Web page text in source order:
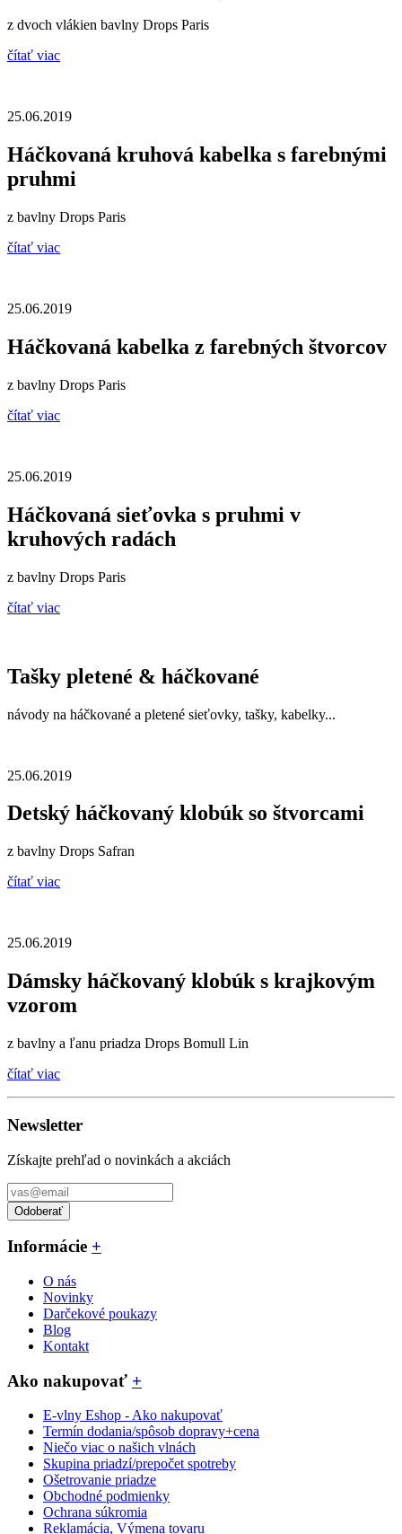
z dvoch vlákien bavlny Drops Paris
čítať viac
25.06.2019
Háčkovaná kruhová kabelka s farebnými
pruhmi
z bavlny Drops Paris
čítať viac
25.06.2019
Háčkovaná kabelka z farebných štvorcov
z bavlny Drops Paris
čítať viac
25.06.2019
Háčkovaná sieťovka s pruhmi v
kruhových radách
z bavlny Drops Paris
čítať viac
Tašky pletené & háčkované
návody na háčkované a pletené sieťovky, tašky, kabelky...
25.06.2019
Detský háčkovaný klobúk so štvorcami
z bavlny Drops Safran
čítať viac
25.06.2019
Dámsky háčkovaný klobúk s krajkovým
vzorom
z bavlny a ľanu priadza Drops Bomull Lin
čítať viac
Newsletter
Získajte prehľad o novinkách a akciách
Odoberať
Informácie +
O nás
Novinky
Darčekové poukazy
Blog
Kontakt
Ako nakupovať +
E-vlny Eshop - Ako nakupovať
Termín dodania/spôsob dopravy+cena
Niečo viac o našich vlnách
Skupina priadzí/prepočet spotreby
Ošetrovanie priadze
Obchodné podmienky
Ochrana súkromia
Reklamácia, Výmena tovaru